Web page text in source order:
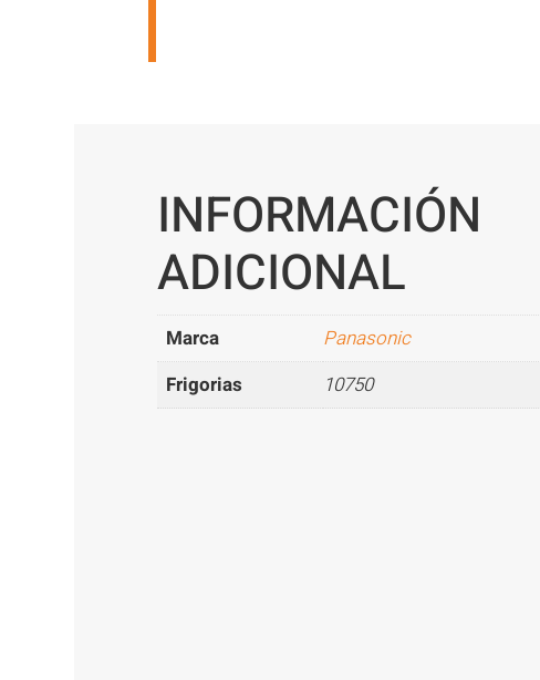
INFORMACIÓN
ADICIONAL
Marca
Panasonic
Frigorias
10750